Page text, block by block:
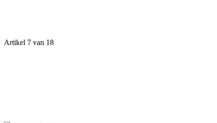
Artikel 7 van 18